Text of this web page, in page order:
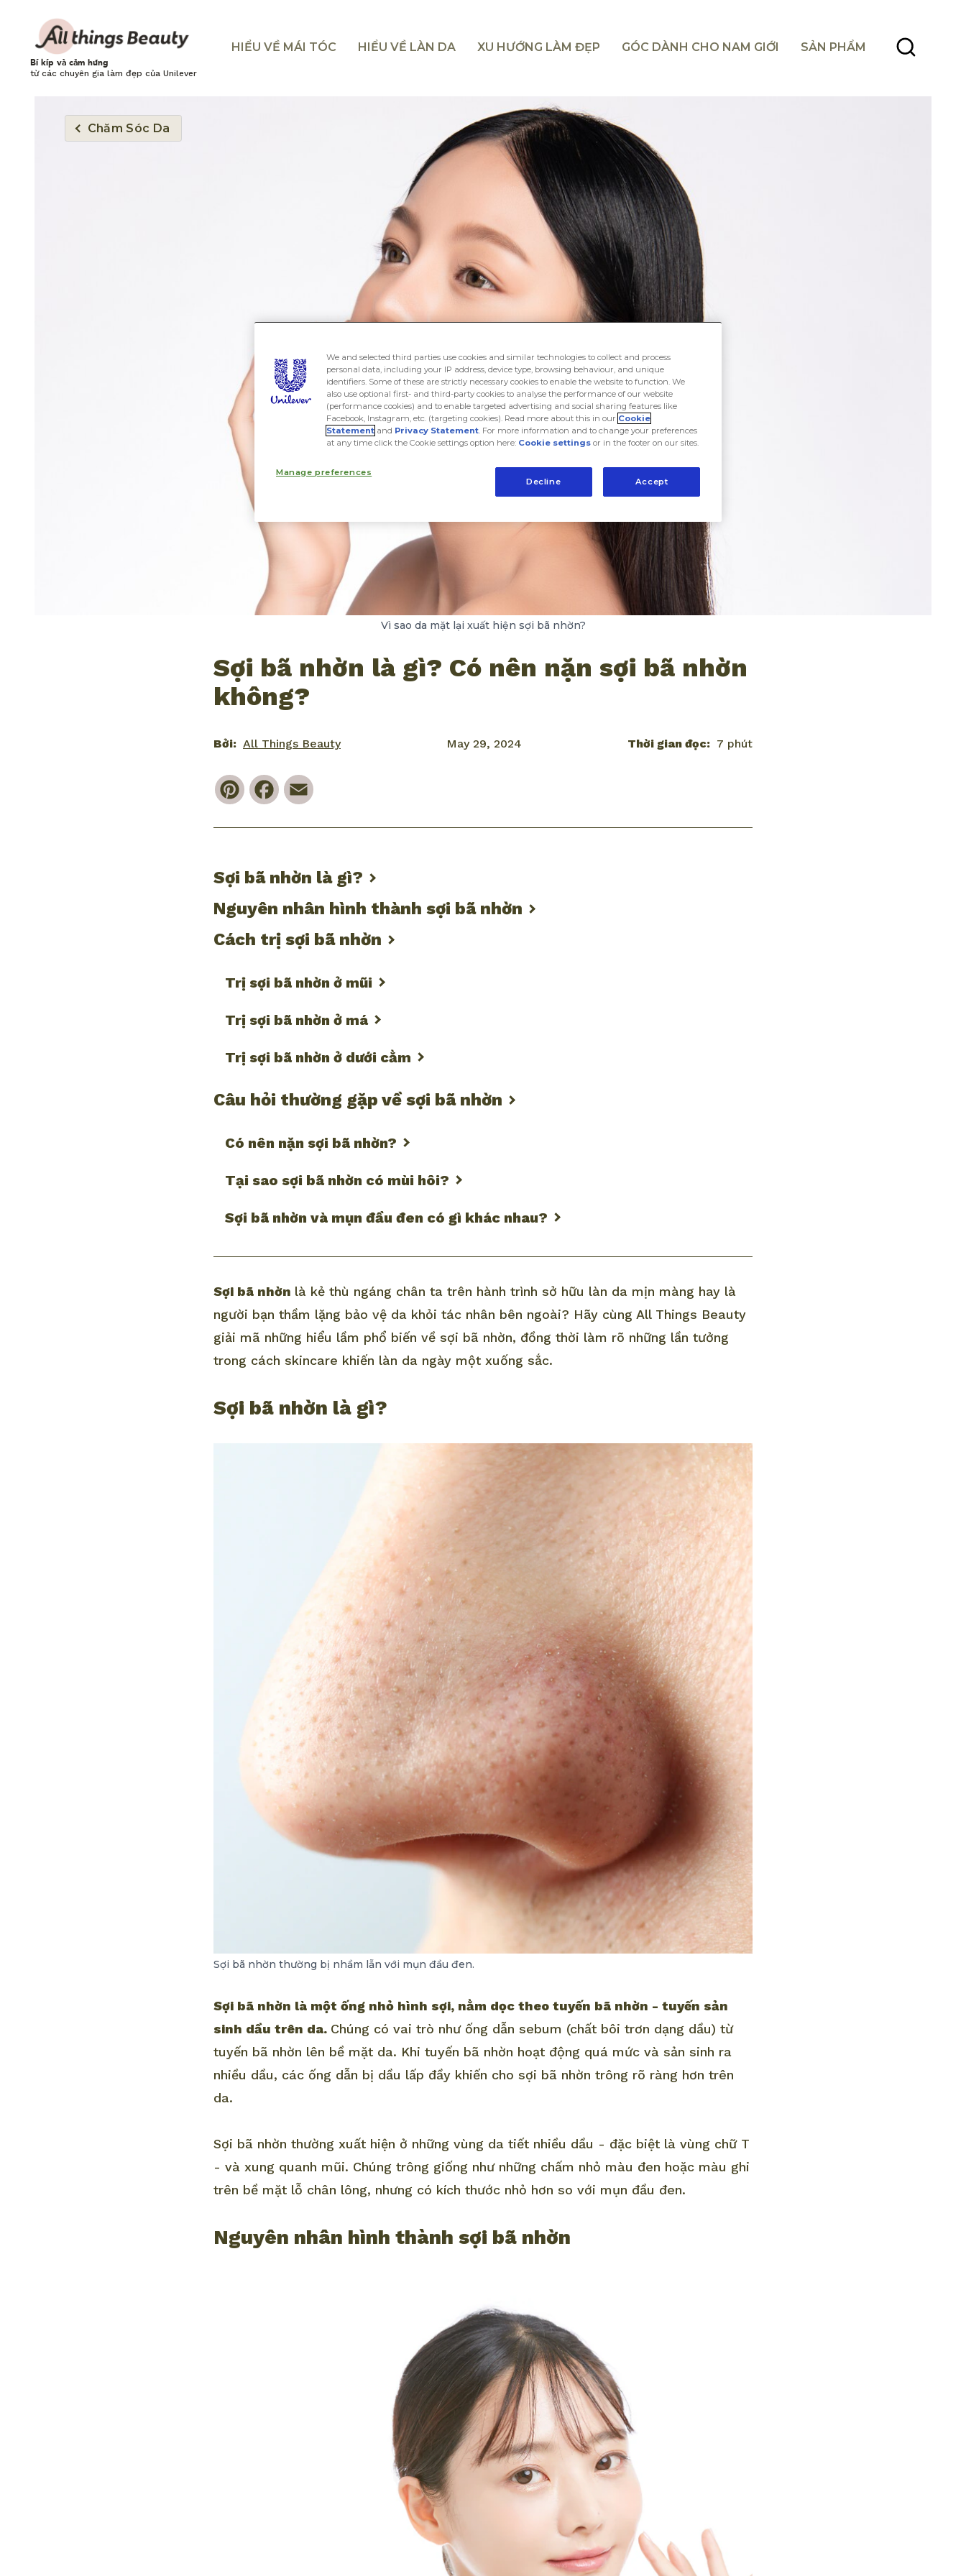
Bí kíp và cảm hứng
từ các chuyên gia làm đẹp của Unilever
HIỂU VỀ MÁI TÓC HIỂU VỀ LÀN DA XU HƯỚNG LÀM ĐẸP GÓC DÀNH CHO NAM GIỚI SẢN PHẨM
Chăm Sóc Da
Vì sao da mặt lại xuất hiện sợi bã nhờn?
Sợi bã nhờn là gì? Có nên nặn sợi bã nhờn
không?
Bởi: All Things Beauty May 29, 2024 Thời gian đọc: 7 phút
PinterestFacebook
Sợi bã nhờn là gì?
Nguyên nhân hình thành sợi bã nhờn
Cách trị sợi bã nhờn
Trị sợi bã nhờn ở mũi
Trị sợi bã nhờn ở má
Trị sợi bã nhờn ở dưới cằm
Câu hỏi thường gặp về sợi bã nhờn
Có nên nặn sợi bã nhờn?
Tại sao sợi bã nhờn có mùi hôi?
Sợi bã nhờn và mụn đầu đen có gì khác nhau?
Sợi bã nhờn là kẻ thù ngáng chân ta trên hành trình sở hữu làn da mịn màng hay là
người bạn thầm lặng bảo vệ da khỏi tác nhân bên ngoài? Hãy cùng All Things Beauty
giải mã những hiểu lầm phổ biến về sợi bã nhờn, đồng thời làm rõ những lần tưởng
trong cách skincare khiến làn da ngày một xuống sắc.
Sợi bã nhờn là gì?
Sợi bã nhờn thường bị nhầm lẫn với mụn đầu đen.
Sợi bã nhờn là một ống nhỏ hình sợi, nằm dọc theo tuyến bã nhờn - tuyến sản
sinh dầu trên da. Chúng có vai trò như ống dẫn sebum (chất bôi trơn dạng dầu) từ
tuyến bã nhờn lên bề mặt da. Khi tuyến bã nhờn hoạt động quá mức và sản sinh ra
nhiều dầu, các ống dẫn bị dầu lấp đầy khiến cho sợi bã nhờn trông rõ ràng hơn trên
da.
Sợi bã nhờn thường xuất hiện ở những vùng da tiết nhiều dầu - đặc biệt là vùng chữ T
- và xung quanh mũi. Chúng trông giống như những chấm nhỏ màu đen hoặc màu ghi
trên bề mặt lỗ chân lông, nhưng có kích thước nhỏ hơn so với mụn đầu đen.
Nguyên nhân hình thành sợi bã nhờn
We and selected third parties use cookies and similar technologies to collect and process
personal data, including your IP address, device type, browsing behaviour, and unique
identifiers. Some of these are strictly necessary cookies to enable the website to function. We
also use optional first- and third-party cookies to analyse the performance of our website
(performance cookies) and to enable targeted advertising and social sharing features like
Facebook, Instagram, etc. (targeting cookies). Read more about this in our Cookie
Statement and Privacy Statement. For more information and to change your preferences
at any time click the Cookie settings option here: Cookie settings or in the footer on our sites.
Manage preferences
Decline
Accept